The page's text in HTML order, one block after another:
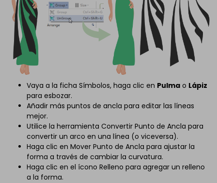
Vaya a la ficha Símbolos, haga clic en Pulma o Lápiz
para esbozar.
Añadir más puntos de ancla para editar las líneas
mejor.
Utilice la herramienta Convertir Punto de Ancla para
convertir un arco en una línea (o viceversa).
Haga clic en Mover Punto de Ancla para ajustar la
forma a través de cambiar la curvatura.
Haga clic en el ícono Relleno para agregar un relleno
a la forma.